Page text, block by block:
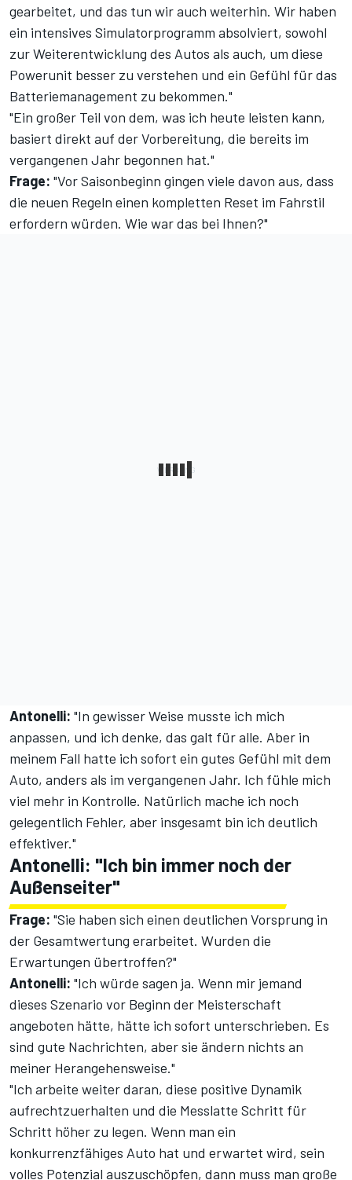
gearbeitet, und das tun wir auch weiterhin. Wir haben
ein intensives Simulatorprogramm absolviert, sowohl
zur Weiterentwicklung des Autos als auch, um diese
Powerunit besser zu verstehen und ein Gefühl für das
Batteriemanagement zu bekommen."
"Ein großer Teil von dem, was ich heute leisten kann,
basiert direkt auf der Vorbereitung, die bereits im
vergangenen Jahr begonnen hat."
Frage: "Vor Saisonbeginn gingen viele davon aus, dass
die neuen Regeln einen kompletten Reset im Fahrstil
erfordern würden. Wie war das bei Ihnen?"
Antonelli: "In gewisser Weise musste ich mich
anpassen, und ich denke, das galt für alle. Aber in
meinem Fall hatte ich sofort ein gutes Gefühl mit dem
Auto, anders als im vergangenen Jahr. Ich fühle mich
viel mehr in Kontrolle. Natürlich mache ich noch
gelegentlich Fehler, aber insgesamt bin ich deutlich
effektiver."
Antonelli: "Ich bin immer noch der
Außenseiter"
Frage: "Sie haben sich einen deutlichen Vorsprung in
der Gesamtwertung erarbeitet. Wurden die
Erwartungen übertroffen?"
Antonelli: "Ich würde sagen ja. Wenn mir jemand
dieses Szenario vor Beginn der Meisterschaft
angeboten hätte, hätte ich sofort unterschrieben. Es
sind gute Nachrichten, aber sie ändern nichts an
meiner Herangehensweise."
"Ich arbeite weiter daran, diese positive Dynamik
aufrechtzuerhalten und die Messlatte Schritt für
Schritt höher zu legen. Wenn man ein
konkurrenzfähiges Auto hat und erwartet wird, sein
volles Potenzial auszuschöpfen, dann muss man große